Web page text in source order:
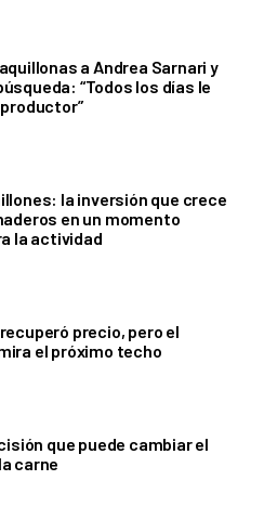
a Andrea Sarnari y
“Todos los días le
la inversión que crece
en un momento
la actividad
precio, pero el
el próximo techo
que puede cambiar el
carne